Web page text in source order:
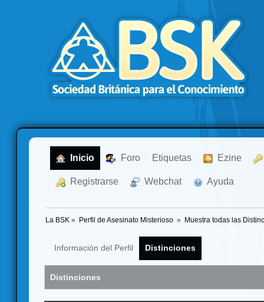
Inicio Foro Etiquetas Ezine
Registrarse Webchat Ayuda
La BSK » Perfil de Asesinato Misterioso » Muestra todas las
Información del Perfil Distinciones
Distinciones